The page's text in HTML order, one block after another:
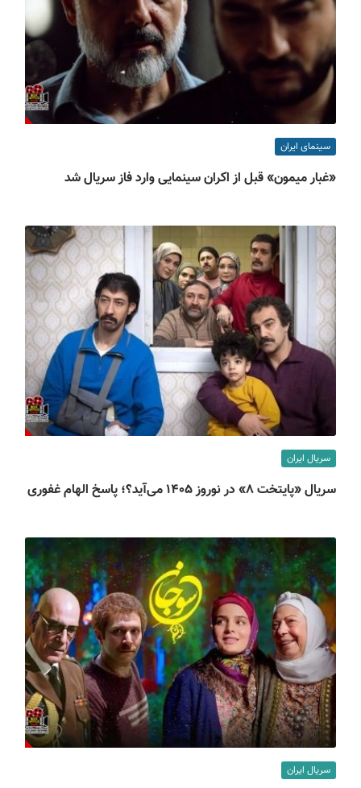
سینمای ایران
«غبار میمون» قبل از اکران سینمایی وارد فاز سریال شد
سریال ایران
سریال «پایتخت ۸» در نوروز ۱۴۰۵ می‌آید؟؛ پاسخ الهام غفوری
سریال ایران